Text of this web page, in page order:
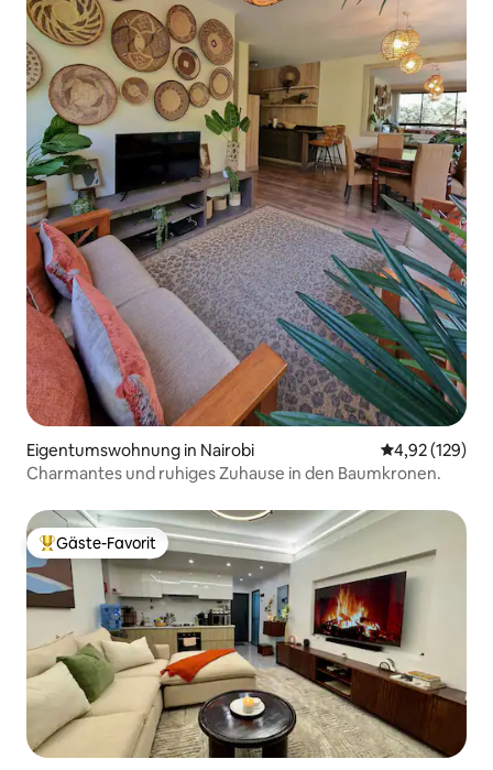
Eigentumswohnung in Nairobi
4,92 (129)
Charmantes und ruhiges Zuhause in den Baumkronen.
Beliebter Gäste-Favorit.
Gäste-Favorit